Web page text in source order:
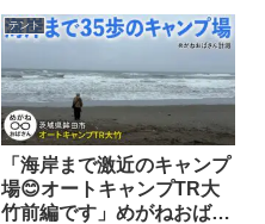
テント
「海岸まで激近のキャンプ
場😊オートキャンプTR大
竹前編です」めがねおばさ